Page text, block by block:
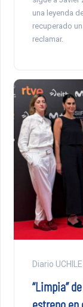
una leyenda
recuperado
reclamar.
Diario UCHILE
“Limpia”
estreno en